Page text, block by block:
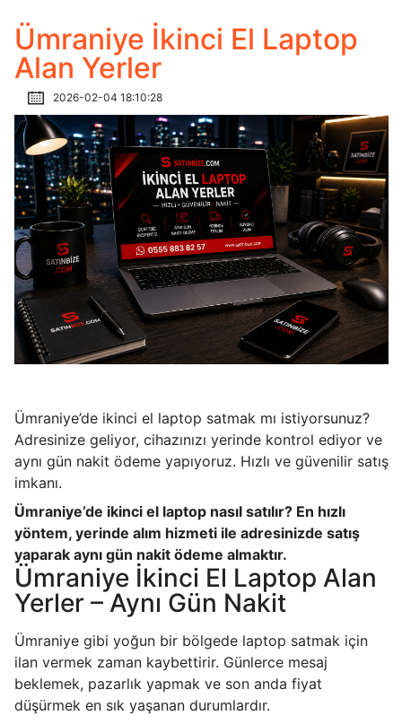
Ümraniye İkinci El Laptop
Alan Yerler
2026-02-04 18:10:28
Ümraniye’de ikinci el laptop satmak mı istiyorsunuz?
Adresinize geliyor, cihazınızı yerinde kontrol ediyor ve
aynı gün nakit ödeme yapıyoruz. Hızlı ve güvenilir satış
imkanı.
Ümraniye’de ikinci el laptop nasıl satılır? En hızlı
yöntem, yerinde alım hizmeti ile adresinizde satış
yaparak aynı gün nakit ödeme almaktır.
Ümraniye İkinci El Laptop Alan
Yerler – Aynı Gün Nakit
Ümraniye gibi yoğun bir bölgede laptop satmak için
ilan vermek zaman kaybettirir. Günlerce mesaj
beklemek, pazarlık yapmak ve son anda fiyat
düşürmek en sık yaşanan durumlardır.